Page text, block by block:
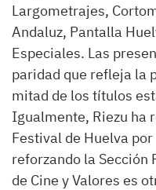
Largometrajes,
Andaluz, Pantalla
Especiales. Las
paridad que refleja la
mitad de los títulos
Igualmente, Riezu ha
Festival de Huelva
reforzando la Sección
de Cine y Valores es